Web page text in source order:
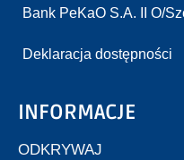
Bank PeKaO S.A. II O/
Deklaracja dostępności
INFORMACJE
ODKRYWAJ